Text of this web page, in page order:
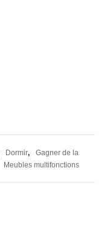
Dormir,
Gagner de la
Meubles multifonctions